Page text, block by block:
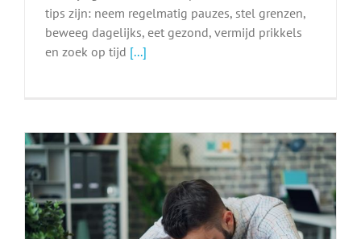
tips zijn: neem regelmatig pauzes, stel grenzen,
beweeg dagelijks, eet gezond, vermijd prikkels
en zoek op tijd [...]